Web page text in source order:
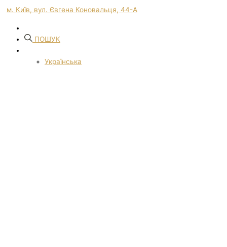
м. Київ, вул. Євгена Коновальця, 44-А
ПОШУК
Українська